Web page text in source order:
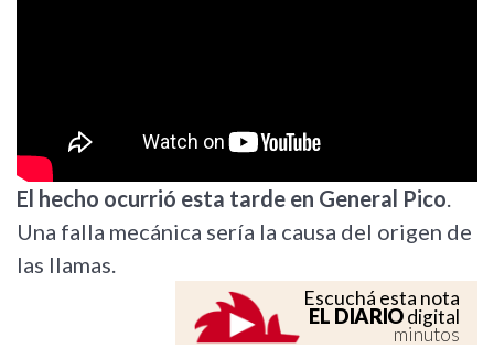
El hecho ocurrió esta tarde en General Pico.
Una falla mecánica sería la causa del origen de
las llamas.
Escuchá esta nota
EL DIARIOdigital
minutos